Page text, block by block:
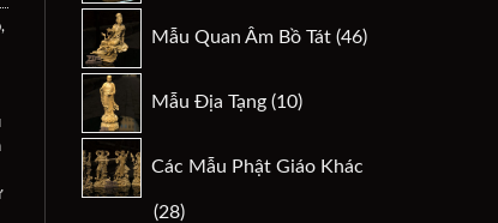
,
Mẫu Quan Âm Bồ Tát 46
sản
Mẫu Địa Tạng 10
sản
Các Mẫu Phật Giáo Khác
2828